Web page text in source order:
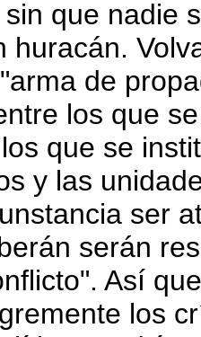
que nadie
huracán.
de
los que
que se
y las
ser
serán
Así
los